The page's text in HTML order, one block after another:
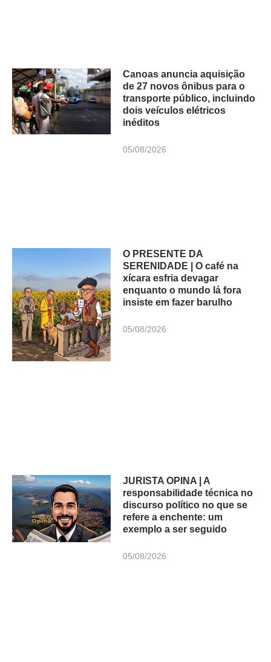
Canoas anuncia aquisição
de 27 novos ônibus para o
transporte público, incluindo
dois veículos elétricos
inéditos
05/08/2026
O PRESENTE DA
SERENIDADE | O café na
xícara esfria devagar
enquanto o mundo lá fora
insiste em fazer barulho
05/08/2026
JURISTA OPINA | A
responsabilidade técnica no
discurso político no que se
refere a enchente: um
exemplo a ser seguido
05/08/2026